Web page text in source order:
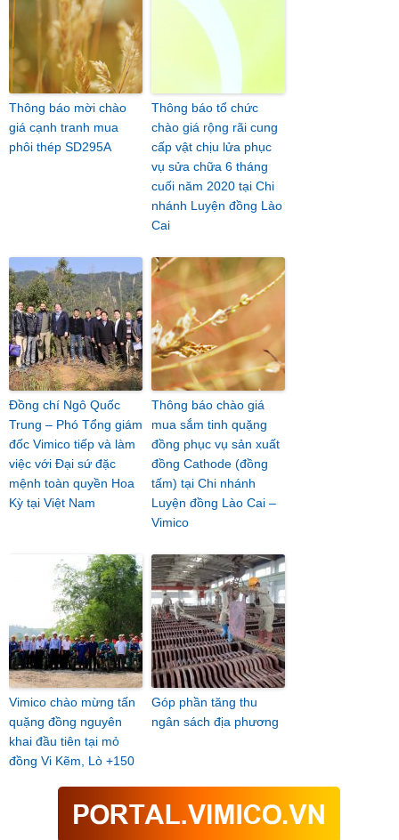
Thông báo mời chào
giá cạnh tranh mua
phôi thép SD295A
Thông báo tổ chức
chào giá rộng rãi cung
cấp vật chịu lửa phục
vụ sửa chữa 6 tháng
cuối năm 2020 tại Chi
nhánh Luyện đồng Lào
Cai
Đồng chí Ngô Quốc
Trung – Phó Tổng giám
đốc Vimico tiếp và làm
việc với Đại sứ đặc
mệnh toàn quyền Hoa
Kỳ tại Việt Nam
Thông báo chào giá
mua sắm tinh quặng
đồng phục vụ sản xuất
đồng Cathode (đồng
tấm) tại Chi nhánh
Luyện đồng Lào Cai –
Vimico
Vimico chào mừng tấn
quặng đồng nguyên
khai đầu tiên tại mỏ
đồng Vi Kẽm, Lò +150
Góp phần tăng thu
ngân sách địa phương